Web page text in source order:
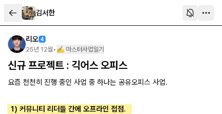
김서한
리오 4
25년 12월 • ✍️ 마스터사업일기
신규 프로젝트 : 긱어스 오피스
요즘 천천히 진행 중인 사업 중 하나는 공유오피스 사업.
1) 커뮤니티 리더들 간에 오프라인 접점.